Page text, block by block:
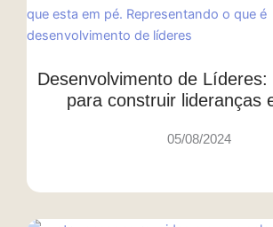
Desenvolvimento de Líderes:
para construir lideranças
05/08/2024